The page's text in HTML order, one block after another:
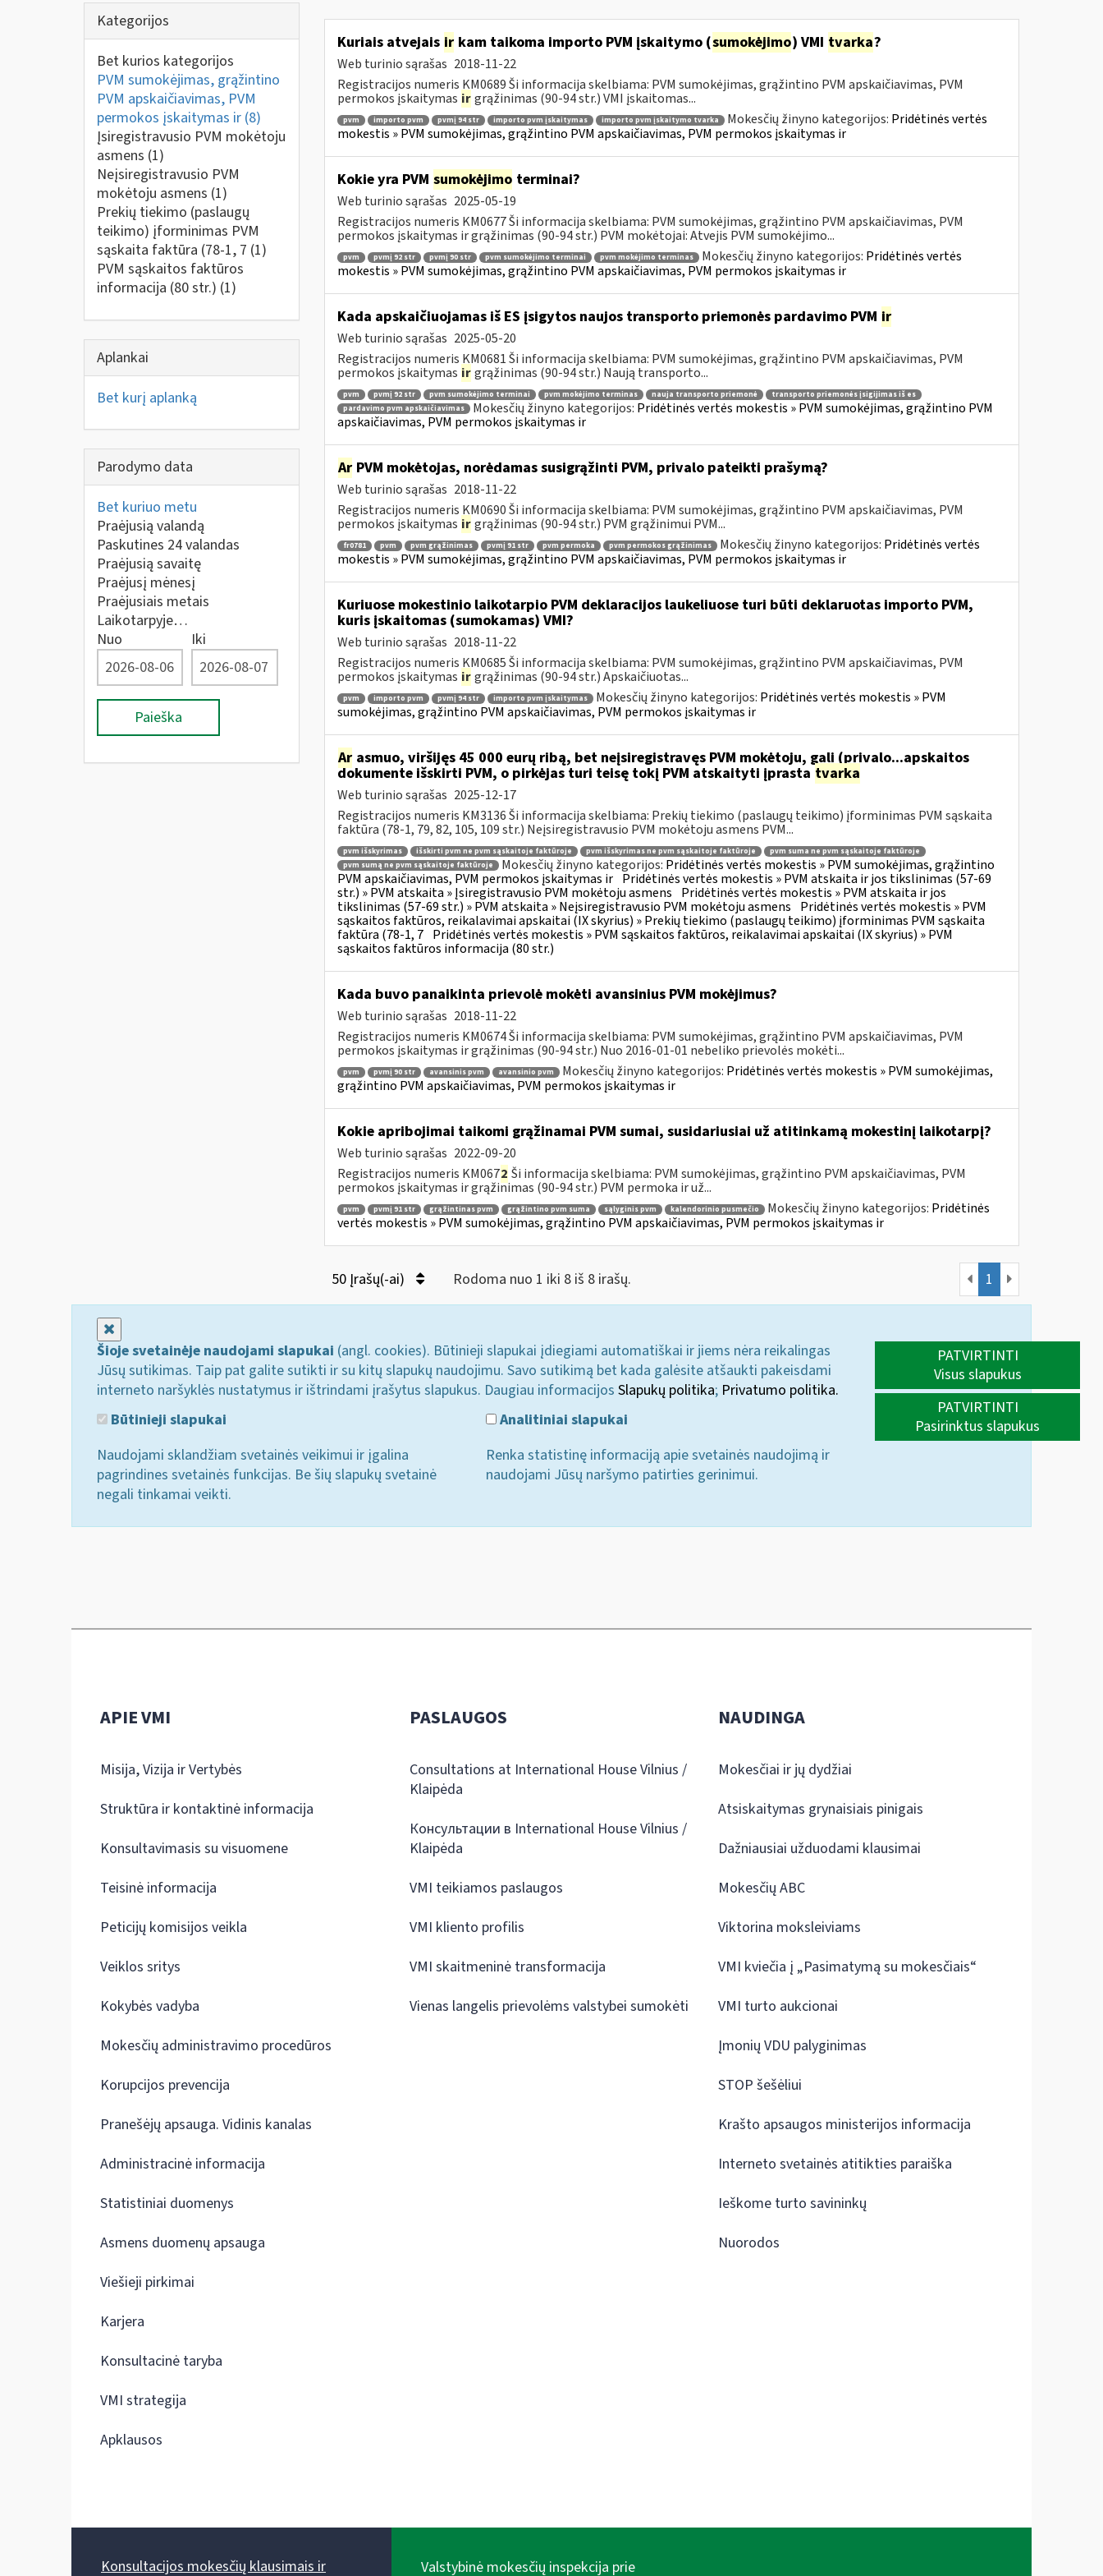
Kategorijos
Bet kurios kategorijos
PVM sumokėjimas, grąžintino
PVM apskaičiavimas, PVM
permokos įskaitymas ir (8)
Įsiregistravusio PVM mokėtoju
asmens (1)
Neįsiregistravusio PVM
mokėtoju asmens (1)
Prekių tiekimo (paslaugų
teikimo) įforminimas PVM
sąskaita faktūra (78-1, 7 (1)
PVM sąskaitos faktūros
informacija (80 str.) (1)
Aplankai
Bet kurį aplanką
Parodymo data
Bet kuriuo metu
Praėjusią valandą
Paskutines 24 valandas
Praėjusią savaitę
Praėjusį mėnesį
Praėjusiais metais
Laikotarpyje…
Nuo
Iki
Paieška
Kuriais atvejais irkam taikoma importo PVM įskaitymo (sumokėjimo) VMI tvarka?
Web turinio sąrašas 2018-11-22
Registracijos numeris KM0689 Ši informacija skelbiama: PVM sumokėjimas, grąžintino PVM apskaičiavimas, PVM
permokos įskaitymas ir grąžinimas (90-94 str.) VMI įskaitomas...
pvm importo pvm pvmį 94 str importo pvm įskaitymas importo pvm įskaitymo tvarka Mokesčių žinyno kategorijos: Pridėtinės vertės
mokestis » PVM sumokėjimas, grąžintino PVM apskaičiavimas, PVM permokos įskaitymas ir
Kokie yra PVM sumokėjimo terminai?
Web turinio sąrašas 2025-05-19
Registracijos numeris KM0677 Ši informacija skelbiama: PVM sumokėjimas, grąžintino PVM apskaičiavimas, PVM
permokos įskaitymas ir grąžinimas (90-94 str.) PVM mokėtojai: Atvejis PVM sumokėjimo...
pvm pvmį 92 str pvmį 90 str pvm sumokėjimo terminai pvm mokėjimo terminas Mokesčių žinyno kategorijos: Pridėtinės vertės
mokestis » PVM sumokėjimas, grąžintino PVM apskaičiavimas, PVM permokos įskaitymas ir
Kada apskaičiuojamas iš ES įsigytos naujos transporto priemonės pardavimo PVM ir
Web turinio sąrašas 2025-05-20
Registracijos numeris KM0681 Ši informacija skelbiama: PVM sumokėjimas, grąžintino PVM apskaičiavimas, PVM
permokos įskaitymas ir grąžinimas (90-94 str.) Naują transporto...
pvm pvmį 92 str pvm sumokėjimo terminai pvm mokėjimo terminas nauja transporto priemonė
transporto priemonės įsigijimas iš es
pardavimo pvm apskaičiavimas
Mokesčių žinyno kategorijos: Pridėtinės vertės mokestis » PVM sumokėjimas, grąžintino PVM
apskaičiavimas, PVM permokos įskaitymas ir
ArPVM mokėtojas, norėdamas susigrąžinti PVM, privalo pateikti prašymą?
Web turinio sąrašas 2018-11-22
Registracijos numeris KM0690 Ši informacija skelbiama: PVM sumokėjimas, grąžintino PVM apskaičiavimas, PVM
permokos įskaitymas ir grąžinimas (90-94 str.) PVM grąžinimui PVM...
fr0781 pvm pvm grąžinimas pvmį 91 str pvm permoka pvm permokos grąžinimas Mokesčių žinyno kategorijos: Pridėtinės vertės
mokestis » PVM sumokėjimas, grąžintino PVM apskaičiavimas, PVM permokos įskaitymas ir
Kuriuose mokestinio laikotarpio PVM deklaracijos laukeliuose turi būti deklaruotas importo PVM,
kuris įskaitomas (sumokamas) VMI?
Web turinio sąrašas 2018-11-22
Registracijos numeris KM0685 Ši informacija skelbiama: PVM sumokėjimas, grąžintino PVM apskaičiavimas, PVM
permokos įskaitymas ir grąžinimas (90-94 str.) Apskaičiuotas...
pvm importo pvm pvmį 94 str importo pvm įskaitymas Mokesčių žinyno kategorijos: Pridėtinės vertės mokestis » PVM
sumokėjimas, grąžintino PVM apskaičiavimas, PVM permokos įskaitymas ir
Arasmuo, viršijęs 45 000 eurų ribą, bet neįsiregistravęs PVM mokėtoju, gali (privalo...apskaitos
dokumente išskirti PVM, o pirkėjas turi teisę tokį PVM atskaityti įprasta tvarka
Web turinio sąrašas 2025-12-17
Registracijos numeris KM3136 Ši informacija skelbiama: Prekių tiekimo (paslaugų teikimo) įforminimas PVM sąskaita
faktūra (78-1, 79, 82, 105, 109 str.) Neįsiregistravusio PVM mokėtoju asmens PVM...
pvm išskyrimas išskirti pvm ne pvm sąskaitoje faktūroje pvm išskyrimas ne pvm sąskaitoje faktūroje
pvm suma ne pvm sąskaitoje faktūroje
pvm sumą ne pvm sąskaitoje faktūroje
Mokesčių žinyno kategorijos: Pridėtinės vertės mokestis » PVM sumokėjimas, grąžintino
PVM apskaičiavimas, PVM permokos įskaitymas ir Pridėtinės vertės mokestis » PVM atskaita ir jos tikslinimas (57-69
str.) » PVM atskaita » Įsiregistravusio PVM mokėtoju asmens Pridėtinės vertės mokestis » PVM atskaita ir jos
tikslinimas (57-69 str.) » PVM atskaita » Neįsiregistravusio PVM mokėtoju asmens Pridėtinės vertės mokestis » PVM
sąskaitos faktūros, reikalavimai apskaitai (IX skyrius) » Prekių tiekimo (paslaugų teikimo) įforminimas PVM sąskaita
faktūra (78-1, 7 Pridėtinės vertės mokestis » PVM sąskaitos faktūros, reikalavimai apskaitai (IX skyrius) » PVM
sąskaitos faktūros informacija (80 str.)
Kada buvo panaikinta prievolė mokėti avansinius PVM mokėjimus?
Web turinio sąrašas 2018-11-22
Registracijos numeris KM0674 Ši informacija skelbiama: PVM sumokėjimas, grąžintino PVM apskaičiavimas, PVM
permokos įskaitymas ir grąžinimas (90-94 str.) Nuo 2016-01-01 nebeliko prievolės mokėti...
pvm pvmį 90 str avansinis pvm avansinio pvm Mokesčių žinyno kategorijos: Pridėtinės vertės mokestis » PVM sumokėjimas,
grąžintino PVM apskaičiavimas, PVM permokos įskaitymas ir
Kokie apribojimai taikomi grąžinamai PVM sumai, susidariusiai už atitinkamą mokestinį laikotarpį?
Web turinio sąrašas 2022-09-20
Registracijos numeris KM0672 Ši informacija skelbiama: PVM sumokėjimas, grąžintino PVM apskaičiavimas, PVM
permokos įskaitymas ir grąžinimas (90-94 str.) PVM permoka ir už...
pvm pvmį 91 str grąžintinas pvm grąžintino pvm suma sąlyginis pvm kalendorinio pusmečio Mokesčių žinyno kategorijos: Pridėtinės
vertės mokestis » PVM sumokėjimas, grąžintino PVM apskaičiavimas, PVM permokos įskaitymas ir
50 Įrašų(-ai) Rodoma nuo 1 iki 8 iš 8 irašų. 1
Šioje svetainėje naudojami slapukai (angl. cookies). Būtinieji slapukai įdiegiami automatiškai ir jiems nėra reikalingas
Jūsų sutikimas. Taip pat galite sutikti ir su kitų slapukų naudojimu. Savo sutikimą bet kada galėsite atšaukti pakeisdami
interneto naršyklės nustatymus ir ištrindami įrašytus slapukus. Daugiau informacijos Slapukų politika; Privatumo politika.
Būtinieji slapukai
Naudojami sklandžiam svetainės veikimui ir įgalina
pagrindines svetainės funkcijas. Be šių slapukų svetainė
negali tinkamai veikti.
Analitiniai slapukai
Renka statistinę informaciją apie svetainės naudojimą ir
naudojami Jūsų naršymo patirties gerinimui.
PATVIRTINTI
Visus slapukus
PATVIRTINTI
Pasirinktus slapukus
APIE VMI
Misija, Vizija ir Vertybės
Struktūra ir kontaktinė informacija
Konsultavimasis su visuomene
Teisinė informacija
Peticijų komisijos veikla
Veiklos sritys
Kokybės vadyba
Mokesčių administravimo procedūros
Korupcijos prevencija
Pranešėjų apsauga. Vidinis kanalas
Administracinė informacija
Statistiniai duomenys
Asmens duomenų apsauga
Viešieji pirkimai
Karjera
Konsultacinė taryba
VMI strategija
Apklausos
PASLAUGOS
Consultations at International House Vilnius /
Klaipėda
Консультации в International House Vilnius /
Klaipėda
VMI teikiamos paslaugos
VMI kliento profilis
VMI skaitmeninė transformacija
Vienas langelis prievolėms valstybei sumokėti
NAUDINGA
Mokesčiai ir jų dydžiai
Atsiskaitymas grynaisiais pinigais
Dažniausiai užduodami klausimai
Mokesčių ABC
Viktorina moksleiviams
VMI kviečia į „Pasimatymą su mokesčiais“
VMI turto aukcionai
Įmonių VDU palyginimas
STOP šešėliui
Krašto apsaugos ministerijos informacija
Interneto svetainės atitikties paraiška
Ieškome turto savininkų
Nuorodos
Konsultacijos mokesčių klausimais ir Valstybinė mokesčių inspekcija prie